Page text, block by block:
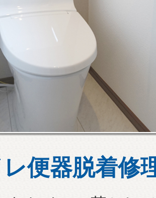
レ便器脱着修